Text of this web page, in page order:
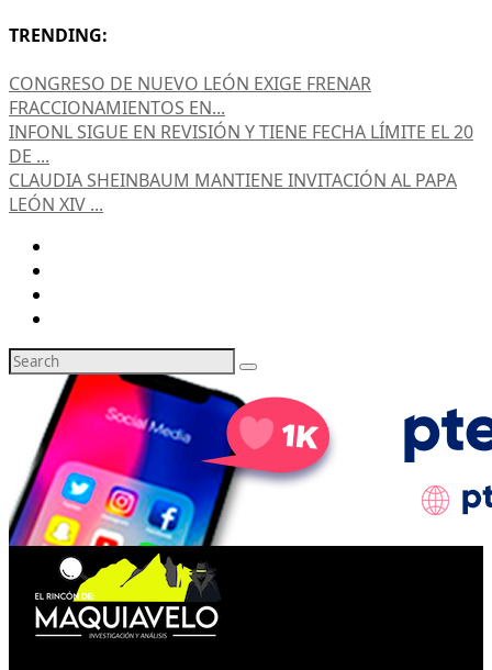
TRENDING:
CONGRESO DE NUEVO LEÓN EXIGE FRENAR
FRACCIONAMIENTOS EN...
INFONL SIGUE EN REVISIÓN Y TIENE FECHA LÍMITE EL 20
DE ...
CLAUDIA SHEINBAUM MANTIENE INVITACIÓN AL PAPA
LEÓN XIV ...